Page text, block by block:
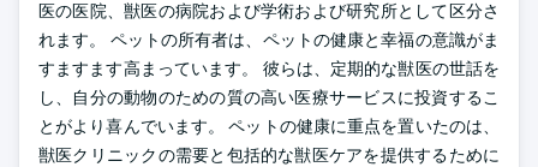
医の医院、獣医の病院および学術および研究所として区分さ
れます。 ペットの所有者は、ペットの健康と幸福の意識がま
すますます高まっています。 彼らは、定期的な獣医の世話を
し、自分の動物のための質の高い医療サービスに投資するこ
とがより喜んでいます。 ペットの健康に重点を置いたのは、
獣医クリニックの需要と包括的な獣医ケアを提供するために